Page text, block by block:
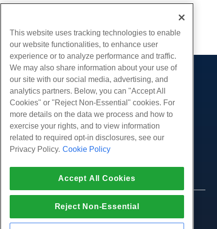
Kopieren URL
Produkte
Web-Hosting
Business Hosting
Reseller Hosting
White Label Reseller
Verwaltete Linux. VPS
Verwaltete Fenster. VPS
Nicht verwaltetes Windows VPS
Cloud-Server
Blockspeicher
Dienstleistungen
Website-Migrationen
Gemeinschaft
Produktdokumentation
Tutorials
Unternehmen
Über uns
Drücken Sie
Datenschutz-Bestimmungen
Strafverfolgung
Partnervereinbarung
Unterstützung
Live-Chat mit uns
© 2010-2026 Hostwinds, ein HostPapa Inc.
Unternehmen.
Alle Rechte vorbehalten.
This website uses tracking technologies to enable
our website functionalities, to enhance user
experience or to analyze performance and traffic.
We may also share information about your use of
our site with our social media, advertising, and
analytics partners. Below, you can "Accept All
Cookies" or "Reject Non-Essential" cookies. For
more details on the data we process and how to
exercise your rights, and to view information
related to required opt-in disclosures, see our
Privacy Policy. Cookie Policy
Accept All Cookies
Reject Non-Essential